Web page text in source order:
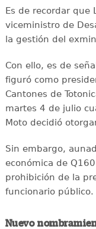
Es de recordar que
viceministro de
la gestión del
Con ello, es de
figuró como
Cantones de
martes 4 de julio
Moto decidió
Sin embargo,
económica de
prohibición de la
funcionario público.
Nuevo